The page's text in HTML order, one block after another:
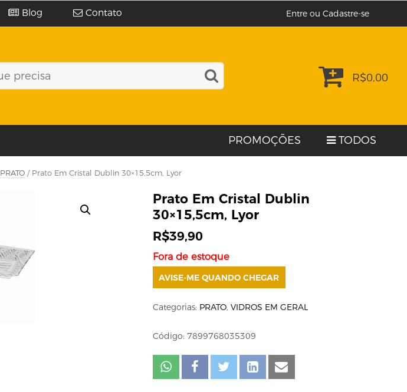
Blog Contato Entre ou Cadastre-se
R$0,00
PROMOÇÕES TODOS
PRATO / Prato Em Cristal Dublin 30×15,5cm, Lyor
Prato Em Cristal Dublin
30×15,5cm, Lyor
R$39,90
Fora de estoque
AVISE-ME QUANDO CHEGAR
Categorias: PRATO, VIDROS EM GERAL
Código: 7899768035309